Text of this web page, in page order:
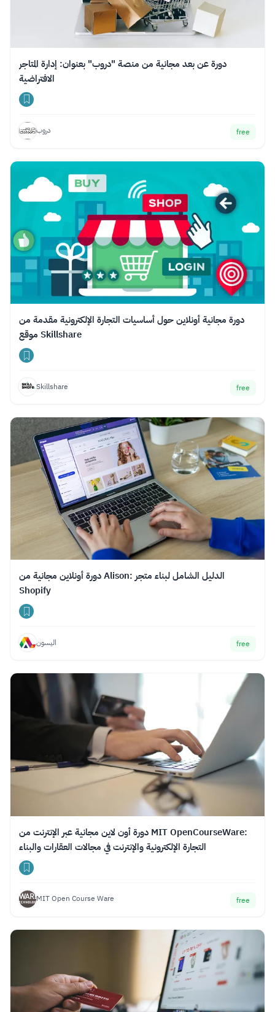
دورة عن بعد مجانية من منصة "دروب" بعنوان: إدارة المتاجر
الافتراضية
دروب free
دورة مجانية أونلاين حول أساسيات التجارة الإلكترونية مقدمة من
موقع Skillshare
Skillshare free
دورة أونلاين مجانية من Alison: الدليل الشامل لبناء متجر
Shopify
اليسون free
دورة أون لاين مجانية عبر الإنترنت من MIT OpenCourseWare:
التجارة الإلكترونية والإنترنت في مجالات العقارات والبناء
MIT Open Course Ware free